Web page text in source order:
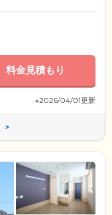
料金見積もり
※2026/04/01更新